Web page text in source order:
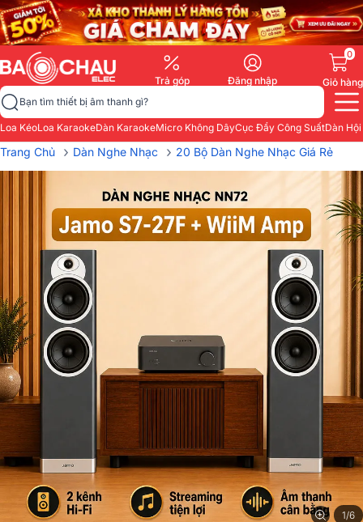
Trả góp Đăng nhập
0
Giỏ hàng
Bạn tìm thiết bị âm thanh gì?
Loa KéoLoa KaraokeDàn KaraokeMicro Không DâyCục Đẩy Công SuấtDàn
Trang Chủ › Dàn Nghe Nhạc › 20 Bộ Dàn Nghe Nhạc Giá Rẻ
1/6